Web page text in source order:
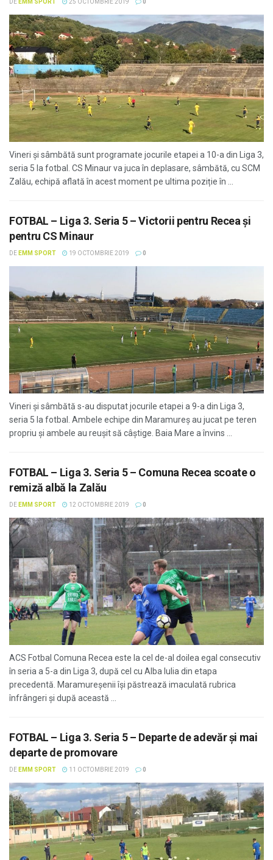
DE EMM SPORT 25 OCTOMBRIE 2019 0
Vineri și sâmbătă sunt programate jocurile etapei a 10-a din Liga 3,
seria 5 la fotbal. CS Minaur va juca în deplasare, sâmbătă, cu SCM
Zalău, echipă aflată în acest moment pe ultima poziție în ...
FOTBAL – Liga 3. Seria 5 – Victorii pentru Recea și
pentru CS Minaur
DE EMM SPORT 19 OCTOMBRIE 2019 0
Vineri și sâmbătă s-au disputat jocurile etapei a 9-a din Liga 3,
seria 5 la fotbal. Ambele echipe din Maramureș au jucat pe teren
propriu și ambele au reușit să câștige. Baia Mare a învins ...
FOTBAL – Liga 3. Seria 5 – Comuna Recea scoate o
remiză albă la Zalău
DE EMM SPORT 12 OCTOMBRIE 2019 0
ACS Fotbal Comuna Recea este la cel de-al doilea egal consecutiv
în seria a 5-a din Liga 3, după cel cu Alba Iulia din etapa
precedentă. Maramureșenii își păstrează imaculată rubrica
înfrângeri și după această ...
FOTBAL – Liga 3. Seria 5 – Departe de adevăr și mai
departe de promovare
DE EMM SPORT 11 OCTOMBRIE 2019 0